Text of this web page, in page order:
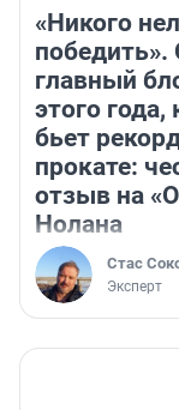
«Никого
победить».
главный
этого
бьет
прокате:
отзыв на
Нолана
Стас
Эксперт